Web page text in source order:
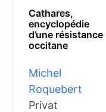
Cathares,
encyclopédie
d’une résistance
occitane
Michel
Roquebert
Privat